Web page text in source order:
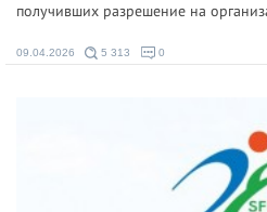
получивших разрешение на
09.04.2026 5 313 0